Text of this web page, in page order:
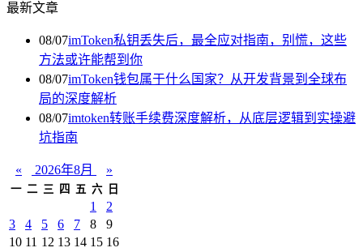
最新文章
08/07imToken私钥丢失后，最全应对指南，别慌，这些
方法或许能帮到你
08/07imToken钱包属于什么国家？从开发背景到全球布
局的深度解析
08/07imtoken转账手续费深度解析，从底层逻辑到实操避
坑指南
« 2026年8月 »
一 二 三 四 五 六 日
1
2
3
4 5 6 7 8
9
10 11 12 13 14 15 16